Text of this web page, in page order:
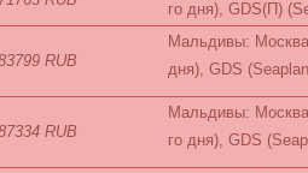
го дня), GDS(П)
RUB
Мальдивы:
дня), GDS
RUB
Мальдивы:
го дня), GDS